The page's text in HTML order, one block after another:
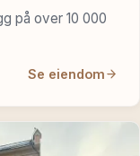
på over 10 000
Se eiendom